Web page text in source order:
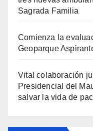
Sagrada Familia
Comienza la
Geoparque
Vital colaboración
Presidencial del
salvar la vida de